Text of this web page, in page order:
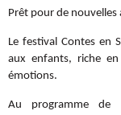
Prêt pour de
Le festival Contes en
aux enfants, riche
émotions.
Au programme de